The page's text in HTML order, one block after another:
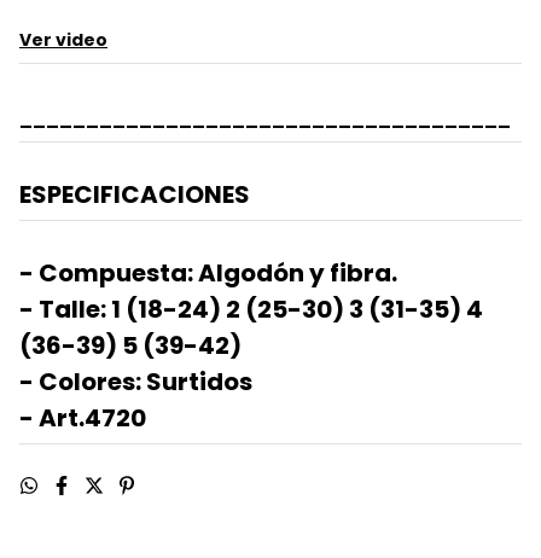
Ver video
_____________________________________
ESPECIFICACIONES
- Compuesta: Algodón y fibra.
- Talle: 1 (18-24) 2 (25-30) 3 (31-35) 4
(36-39) 5 (39-42)
- Colores: Surtidos
- Art.4720